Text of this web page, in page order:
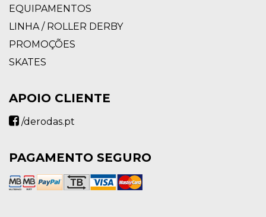
EQUIPAMENTOS
LINHA / ROLLER DERBY
PROMOÇÕES
SKATES
APOIO CLIENTE
/derodas.pt
PAGAMENTO SEGURO